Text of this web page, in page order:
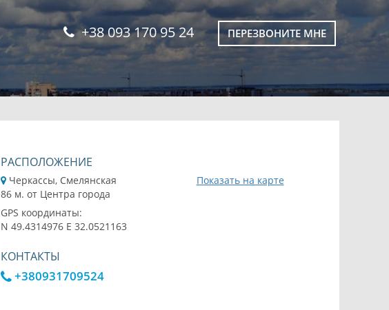
+38 093 170 95 24 ПЕРЕЗВОНИТЕ МНЕ
РАСПОЛОЖЕНИЕ
Черкассы, Смелянская
Показать на карте
86 м. от Центра города
GPS координаты:
N 49.4314976 E 32.0521163
КОНТАКТЫ
+380931709524